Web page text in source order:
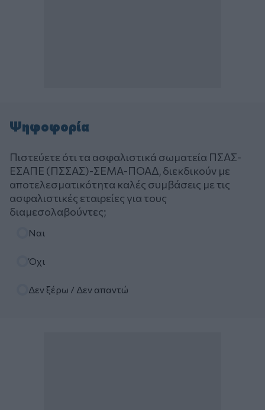
Ψηφοφορία
Πιστεύετε ότι τα ασφαλιστικά σωματεία ΠΣΑΣ-
ΕΣΑΠΕ (ΠΣΣΑΣ)-ΣΕΜΑ-ΠΟΑΔ, διεκδικούν με
αποτελεσματικότητα καλές συμβάσεις με τις
ασφαλιστικές εταιρείες για τους
διαμεσολαβούντες;
Ναι
Όχι
Δεν ξέρω / Δεν απαντώ